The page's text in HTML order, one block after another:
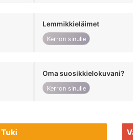
Lemmikkieläimet
Kerron sinulle
Oma suosikkielokuvani?
Kerron sinulle
Tuki